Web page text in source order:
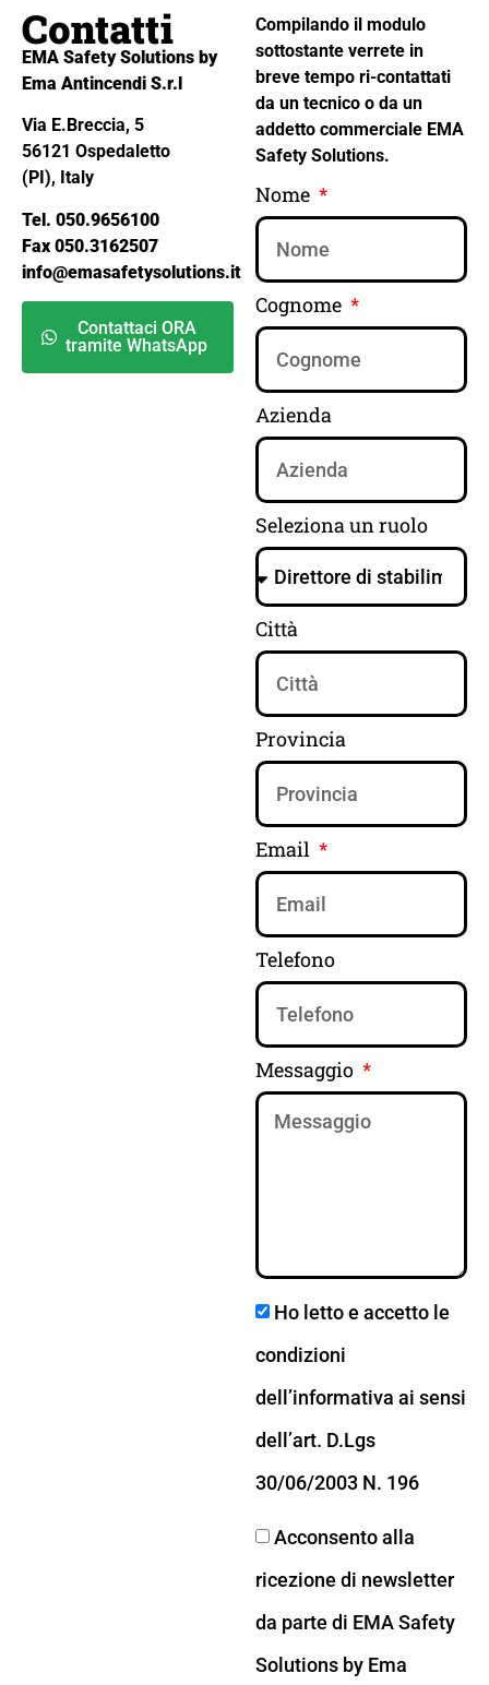
Contatti
EMA Safety Solutions by
Ema Antincendi S.r.l
Via E.Breccia, 5
56121 Ospedaletto
(PI), Italy
Tel. 050.9656100
Fax 050.3162507
info@emasafetysolutions.it
Contattaci ORA
tramite WhatsApp
Compilando il modulo
sottostante verrete in
breve tempo ri-contattati
da un tecnico o da un
addetto commerciale EMA
Safety Solutions.
Nome
Cognome
Azienda
Seleziona un ruolo
Città
Provincia
Email
Telefono
Messaggio
Ho letto e accetto le
condizioni
dell’informativa ai sensi
dell’art. D.Lgs
30/06/2003 N. 196
Acconsento alla
ricezione di newsletter
da parte di EMA Safety
Solutions by Ema